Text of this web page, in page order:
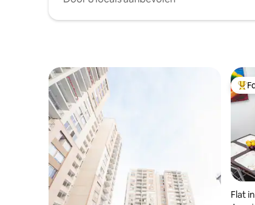
Flat